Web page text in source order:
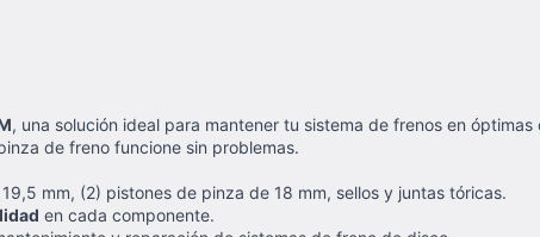
, una solución ideal para mantener tu sistema de frenos en
de freno funcione sin problemas.
mm, (2) pistones de pinza de 18 mm, sellos y juntas tóricas.
en cada componente.